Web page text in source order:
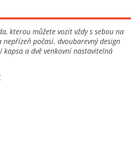
kterou můžete vozit vždy s sebou na
počasí. dvoubarevný design
a dvě venkovní nastavitelná